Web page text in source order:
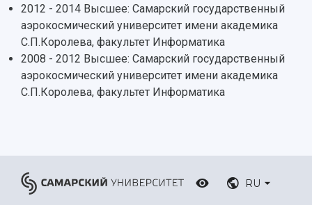
2012 - 2014 Высшее: Самарский государственный
аэрокосмический университет имени академика
С.П.Королева, факультет Информатика
2008 - 2012 Высшее: Самарский государственный
аэрокосмический университет имени академика
С.П.Королева, факультет Информатика
RU